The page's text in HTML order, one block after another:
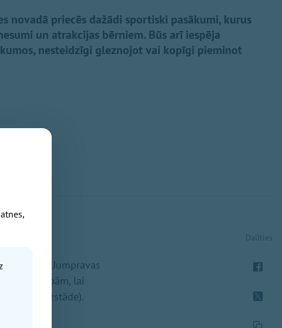
novadā priecēs dažādi sportiski pasākumi, kurus
un atrakcijas bērniem. Būs arī iespēja
nesteidzīgi gleznojot vai kopīgi pieminot
namā Jumpravas
nodarbībām, lai
taps izstāde).
Dalīties